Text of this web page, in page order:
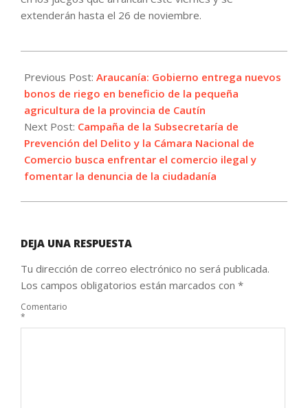
extenderán hasta el 26 de noviembre.
11-
20
Previous Post: Araucanía: Gobierno entrega nuevos
bonos de riego en beneficio de la pequeña
agricultura de la provincia de Cautín
Next Post: Campaña de la Subsecretaría de
Prevención del Delito y la Cámara Nacional de
Comercio busca enfrentar el comercio ilegal y
fomentar la denuncia de la ciudadanía
DEJA UNA RESPUESTA
Tu dirección de correo electrónico no será publicada.
Los campos obligatorios están marcados con *
Comentario
*